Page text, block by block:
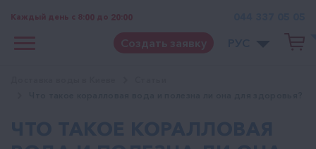
Каждый день с 8:00 до 20:00
Создать заявку